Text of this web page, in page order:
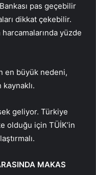
ı pas geçebilir
ı dikkat çekebilir.
harcamalarında yüzde
en büyük nedeni,
kaynaklı.
geliyor. Türkiye
olduğu için TÜİK’in
.
MAKAS